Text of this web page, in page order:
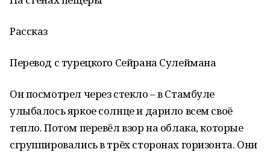
Рассказ
Перевод с турецкого Сейрана Сулеймана
Он посмотрел через стекло – в Стамбуле
улыбалось яркое солнце и дарило всем своё
тепло. Потом перевёл взор на облака, которые
сгруппировались в трёх сторонах горизонта. Они